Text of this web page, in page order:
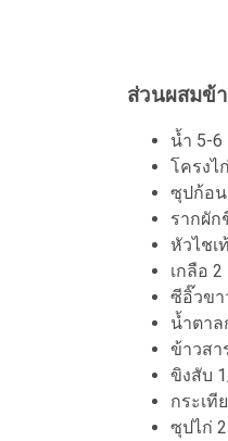
ส่วนผสมข้
น้ำ 5-6
โครงไ
ซุปก้อ
รากผัก
หัวไชเ
เกลือ
ซีอิ๊วขา
น้ำตาล
ข้าวสา
ขิงสับ
กระเที
ซุปไก่